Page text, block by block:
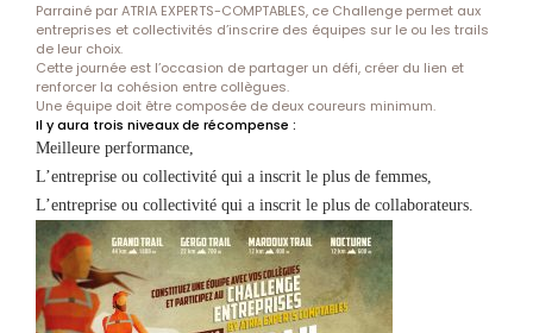
Parrainé par ATRIA EXPERTS-COMPTABLES, ce Challenge permet aux
entreprises et collectivités d’inscrire des équipes sur le ou les trails
de leur choix.
Cette journée est l’occasion de partager un défi, créer du lien et
renforcer la cohésion entre collègues.
Une équipe doit être composée de deux coureurs minimum.
Il y aura trois niveaux de récompense :
Meilleure performance,
L’entreprise ou collectivité qui a inscrit le plus de femmes,
L’entreprise ou collectivité qui a inscrit le plus de collaborateurs.